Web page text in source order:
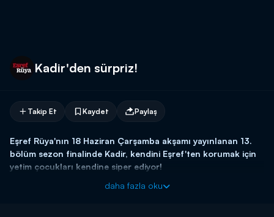
Kadir'den sürpriz!
Takip Et Kaydet Paylaş
Eşref Rüya'nın 18 Haziran Çarşamba akşamı yayınlanan 13.
bölüm sezon finalinde Kadir, kendini Eşref'ten korumak için
yetim çocukları kendine siper ediyor!
daha fazla oku